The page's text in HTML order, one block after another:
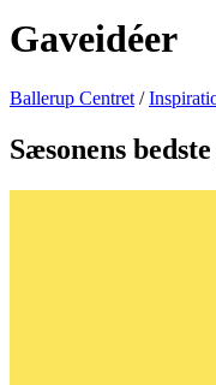
Gaveidéer
Ballerup Centret /
Sæsonens